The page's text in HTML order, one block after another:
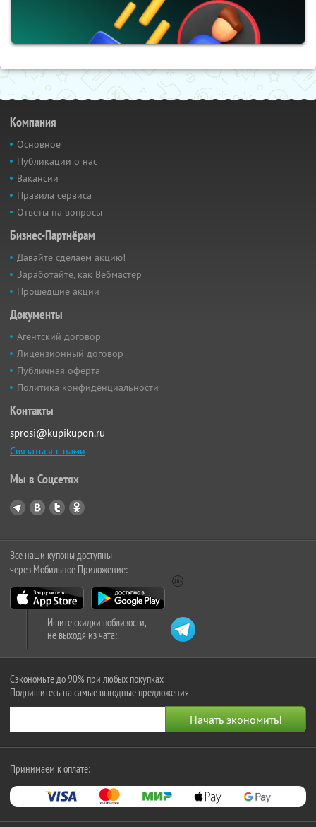
Компания
Основное
Публикации о нас
Вакансии
Правила сервиса
Ответы на вопросы
Бизнес-Партнёрам
Давайте сделаем акцию!
Заработайте, как Вебмастер
Прошедшие акции
Документы
Агентский договор
Лицензионный договор
Публичная оферта
Политика конфиденциальности
Контакты
sprosi@kupikupon.ru
Связаться с нами
Мы в Соцсетях
Все наши купоны доступны
через Мобильное Приложение:
Ищите скидки поблизости,
не выходя из чата:
Сэкономьте до 90% при любых покупках
Подпишитесь на самые выгодные предложения
Принимаем к оплате: